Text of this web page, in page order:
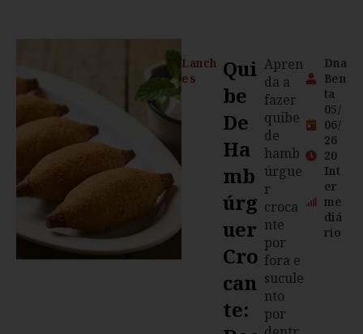
Lanch
es
Qui
Be
De
Ha
Mb
Úrg
Uer
Cro
Can
Te:
Apren
da a
fazer
quibe
de
hamb
úrgue
r
croca
nte
por
fora e
sucule
nto
por
Dna
Ben
ta
05/
06/
26
20
Int
er
me
diá
rio